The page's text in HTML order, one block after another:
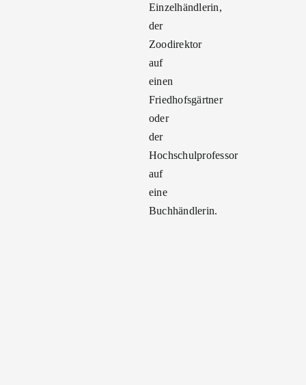
Einzelhändlerin,
der
Zoodirektor
auf
einen
Friedhofsgärtner
oder
der
Hochschulprofessor
auf
eine
Buchhändlerin.